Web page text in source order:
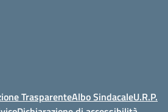
TrasparenteAlbo SindacaleU.R.P.